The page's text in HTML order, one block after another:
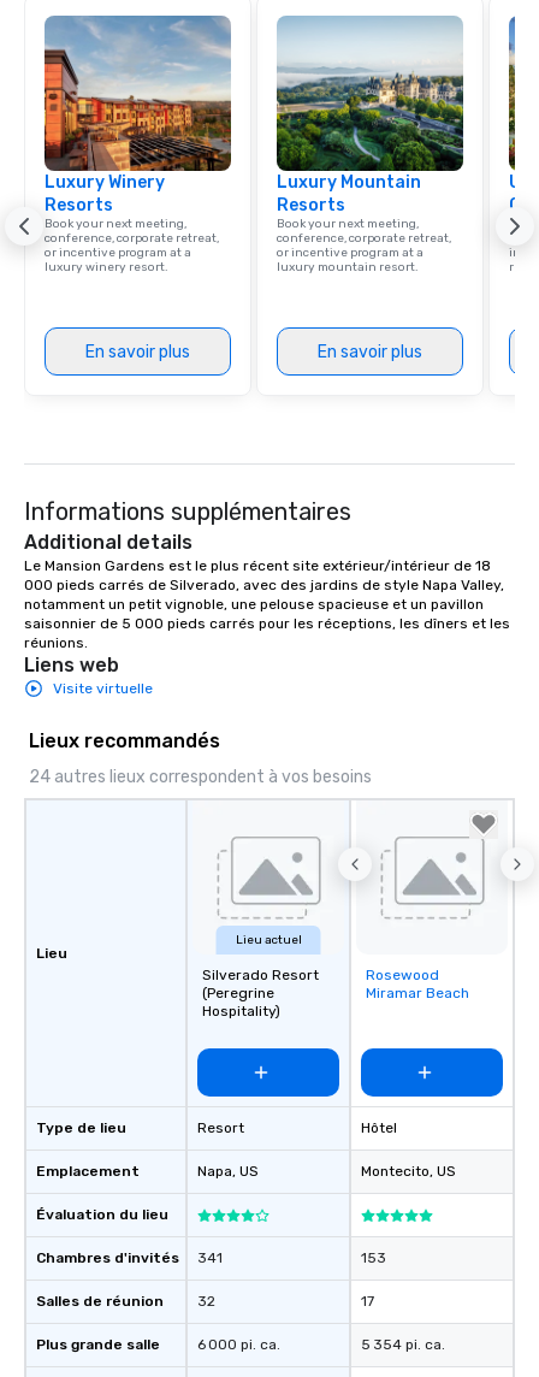
Luxury Winery
Resorts
Book your next meeting,
conference, corporate retreat,
or incentive program at a
luxury winery resort.
En savoir plus
Luxury Mountain
Resorts
Book your next meeting,
conference, corporate retreat,
or incentive program at a
luxury mountain resort.
En savoir plus
Find
Informations supplémentaires
Additional details
Le Mansion Gardens est le plus récent site extérieur/intérieur de 18
000 pieds carrés de Silverado, avec des jardins de style Napa Valley,
notamment un petit vignoble, une pelouse spacieuse et un pavillon
saisonnier de 5 000 pieds carrés pour les réceptions, les dîners et les
réunions.
Liens web
Visite virtuelle
Lieux recommandés
24 autres lieux correspondent à vos besoins
Lieu
Type de lieu
Emplacement
Évaluation du lieu
Chambres d'invités
Salles de réunion
Plus grande salle
Lieu actuel
Silverado Resort
(Peregrine
Hospitality)
Resort
Napa, US
341
32
6 000 pi. ca.
Removed from
favorites
Rosewood
Miramar Beach
Hôtel
Montecito, US
153
17
5 354 pi. ca.